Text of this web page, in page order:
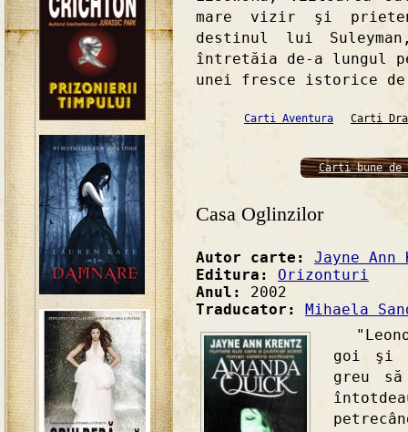
mare vizir şi
destinul lui
întretăia de-a lungul
unei fresce istorice
Carti Aventura Carti
Carti bune
Casa Oglinzilor
Autor carte: Jayne Ann
Editura: Orizonturi
Anul: 2002
Traducator: Mihaela
goi şi
greu